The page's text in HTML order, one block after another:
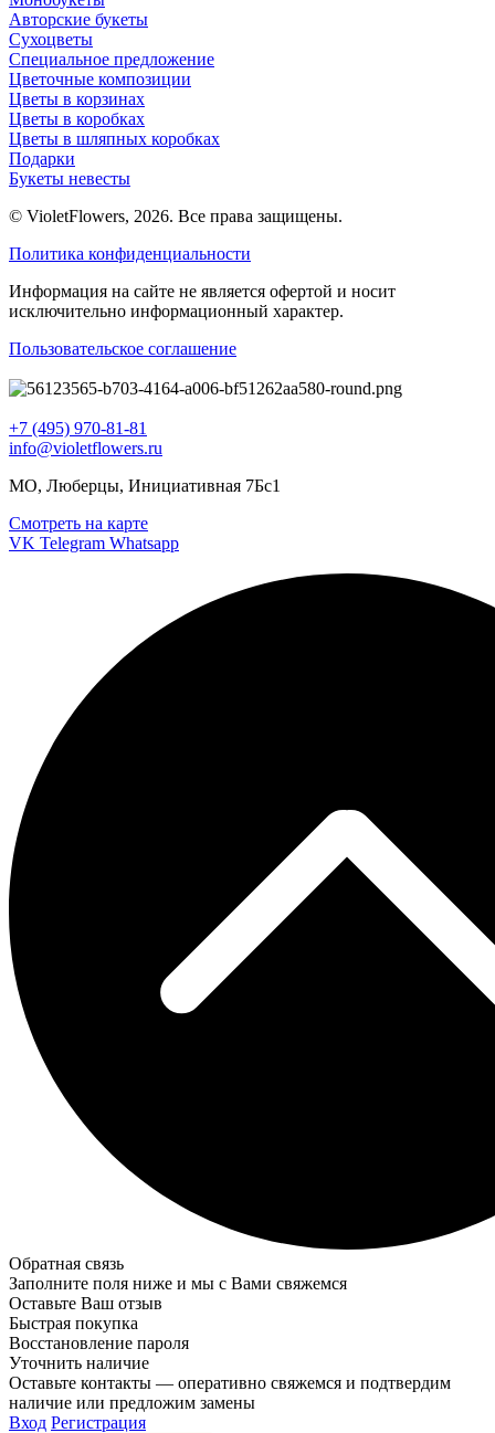
Авторские букеты
Сухоцветы
Специальное предложение
Цветочные композиции
Цветы в корзинах
Цветы в коробках
Цветы в шляпных коробках
Подарки
Букеты невесты
© VioletFlowers, 2026. Все права защищены.
Политика конфиденциальности
Информация на сайте не является офертой и носит
исключительно информационный характер.
Пользовательское соглашение
+7 (495) 970-81-81
info@violetflowers.ru
МО, Люберцы, Инициативная 7Бс1
Смотреть на карте
VK Telegram Whatsapp
Обратная связь
Заполните поля ниже и мы с Вами свяжемся
Оставьте Ваш отзыв
Быстрая покупка
Восстановление пароля
Уточнить наличие
Оставьте контакты — оперативно свяжемся и подтвердим
наличие или предложим замены
Вход Регистрация